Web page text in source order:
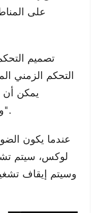
على
تصميم
التحكم الزمني
يمكن أن
والتشغيل والإيقاف التلقائي".
لوكس، سيتم
وسيتم إيقاف